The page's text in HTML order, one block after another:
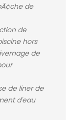
de
de
hors
de
de liner de
d'eau